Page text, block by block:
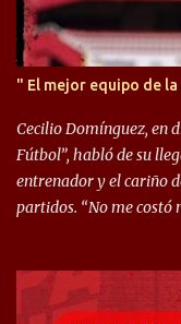
" El mejor equipo de
Cecilio Domínguez, en
Fútbol”, habló de su
entrenador y el cariño
partidos. “No me costó
llegué a un
mucho. Me favorece